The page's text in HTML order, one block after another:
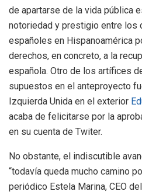
de apartarse de la vida pública
notoriedad y prestigio entre los
españoles en Hispanoamérica
derechos, en concreto, a la
española. Otro de los artífices
supuestos en el anteproyecto
Izquierda Unida en el exterior
acaba de felicitarse por la
en su cuenta de Twiter.
No obstante, el indiscutible
“todavía queda mucho camino
periódico Estela Marina, CEO del